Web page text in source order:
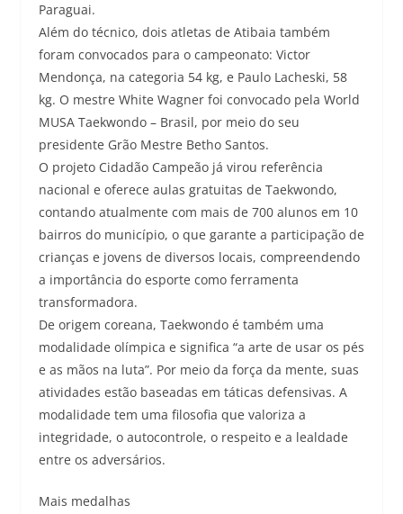
Paraguai.
Além do técnico, dois atletas de Atibaia também
foram convocados para o campeonato: Victor
Mendonça, na categoria 54 kg, e Paulo Lacheski, 58
kg. O mestre White Wagner foi convocado pela World
MUSA Taekwondo – Brasil, por meio do seu
presidente Grão Mestre Betho Santos.
O projeto Cidadão Campeão já virou referência
nacional e oferece aulas gratuitas de Taekwondo,
contando atualmente com mais de 700 alunos em 10
bairros do município, o que garante a participação de
crianças e jovens de diversos locais, compreendendo
a importância do esporte como ferramenta
transformadora.
De origem coreana, Taekwondo é também uma
modalidade olímpica e significa “a arte de usar os pés
e as mãos na luta”. Por meio da força da mente, suas
atividades estão baseadas em táticas defensivas. A
modalidade tem uma filosofia que valoriza a
integridade, o autocontrole, o respeito e a lealdade
entre os adversários.
Mais medalhas